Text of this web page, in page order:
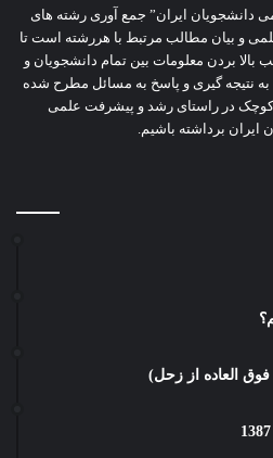
دانشجویان ایران” جمع آوری رشته های
و بیان مطالب مرتبط با هررشته است تا
بالا بردن معلومات بین تمام دانشجویان و
به نتیجه گیری و پاسخ به مسائل مطرح شده
کوچک در راستای رشد و پیشرفت علمی
ایران برداشته باشیم.